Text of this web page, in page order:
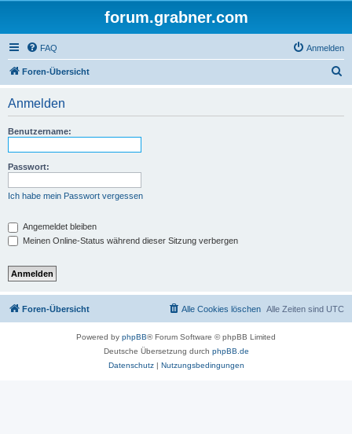
forum.grabner.com
FAQ Anmelden
Foren-Übersicht
Anmelden
Benutzername:
Passwort:
Ich habe mein Passwort vergessen
Angemeldet bleiben
Meinen Online-Status während dieser Sitzung verbergen
Foren-Übersicht Alle Zeiten sind UTC
Alle Cookies löschen
Powered by phpBB® Forum Software © phpBB Limited
Deutsche Übersetzung durch phpBB.de
Datenschutz| Nutzungsbedingungen